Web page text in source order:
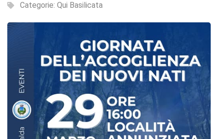
Categorie: Qui Basilicata